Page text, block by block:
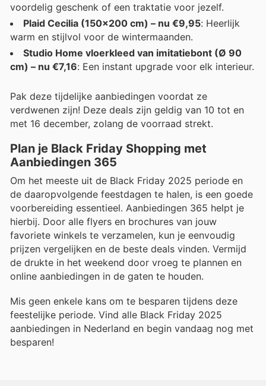
voordelig geschenk of een traktatie voor jezelf.
Plaid Cecilia (150x200 cm) – nu €9,95: Heerlijk
warm en stijlvol voor de wintermaanden.
Studio Home vloerkleed van imitatiebont (Ø 90
cm) – nu €7,16: Een instant upgrade voor elk interieur.
Pak deze tijdelijke aanbiedingen voordat ze
verdwenen zijn! Deze deals zijn geldig van 10 tot en
met 16 december, zolang de voorraad strekt.
Plan je Black Friday Shopping met
Aanbiedingen 365
Om het meeste uit de Black Friday 2025 periode en
de daaropvolgende feestdagen te halen, is een goede
voorbereiding essentieel. Aanbiedingen 365 helpt je
hierbij. Door alle flyers en brochures van jouw
favoriete winkels te verzamelen, kun je eenvoudig
prijzen vergelijken en de beste deals vinden. Vermijd
de drukte in het weekend door vroeg te plannen en
online aanbiedingen in de gaten te houden.
Mis geen enkele kans om te besparen tijdens deze
feestelijke periode. Vind alle Black Friday 2025
aanbiedingen in Nederland en begin vandaag nog met
besparen!